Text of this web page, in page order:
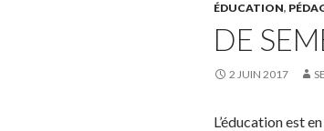
ÉDUCATION,
DE
2 JUIN 2017
L’éducation est